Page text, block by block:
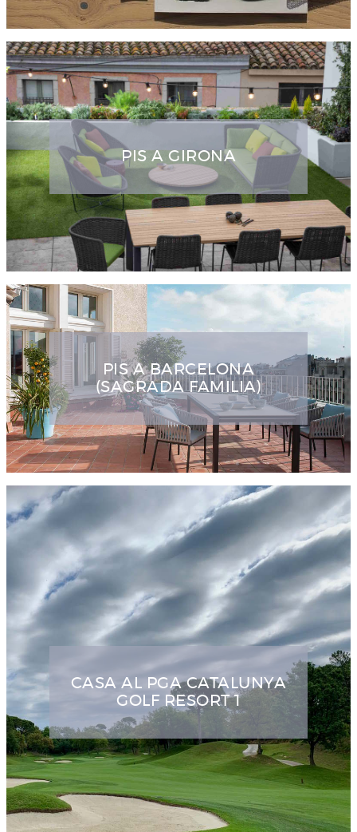
PIS A GIRONA
PIS A BARCELONA
(SAGRADA FAMILIA)
CASA AL PGA CATALUNYA
GOLF RESORT 1